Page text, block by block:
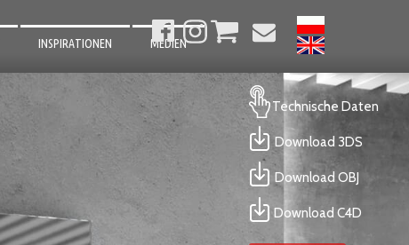
INSPIRATIONEN
BADEZIMMER
MEDIEN
Technische Daten
Download 3DS
Download OBJ
Download C4D